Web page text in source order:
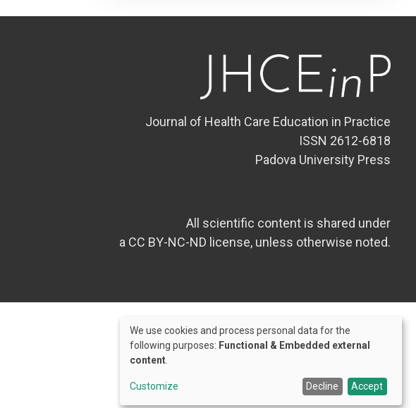
Journal of Health Care Education in Practice
ISSN 2612-6818
Padova University Press
All scientific content is shared under
a CC BY-NC-ND license, unless otherwise noted.
Use
of
personal
data
We use cookies and process personal data for the
following purposes: Functional & Embedded external
content
Customize Decline Accept